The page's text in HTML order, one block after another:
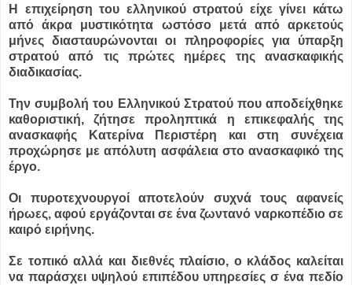
Η επιχείρηση του ελληνικού στρατού είχε γίνει κάτω
από άκρα μυστικότητα ωστόσο μετά από αρκετούς
μήνες διασταυρώνονται οι πληροφορίες για ύπαρξη
στρατού από τις πρώτες ημέρες της ανασκαφικής
διαδικασίας.
Την συμβολή του Ελληνικού Στρατού που αποδείχθηκε
καθοριστική, ζήτησε προληπτικά η επικεφαλής της
ανασκαφής Κατερίνα Περιστέρη και στη συνέχεια
προχώρησε με απόλυτη ασφάλεια στο ανασκαφικό της
έργο.
Οι πυροτεχνουργοί αποτελούν συχνά τους αφανείς
ήρωες, αφού εργάζονται σε ένα ζωντανό ναρκοπέδιο σε
καιρό ειρήνης.
Σε τοπικό αλλά και διεθνές πλαίσιο, ο κλάδος καλείται
να παράσχει υψηλού επιπέδου υπηρεσίες σ ένα πεδίο